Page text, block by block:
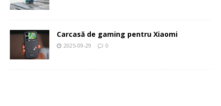
Carcasă de gaming pentru Xiaomi
2025-09-29 0